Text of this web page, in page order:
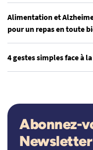
Alimentation et
pour un repas en toute
4 gestes simples face à
Abonnez-
Newsletter